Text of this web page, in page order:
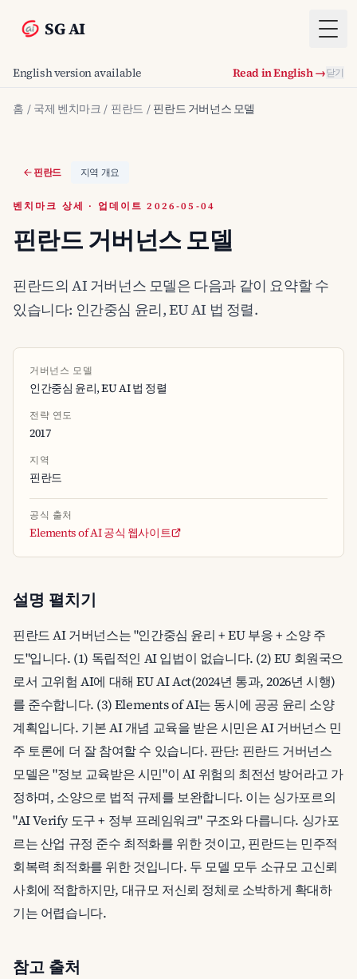
SG AI
English version available Read in English →닫기
홈 / 국제 벤치마크 / 핀란드 / 핀란드 거버넌스 모델
핀란드 지역 개요
벤치마크 상세 · 업데이트 2026-05-04
핀란드 거버넌스 모델
핀란드의 AI 거버넌스 모델은 다음과 같이 요약할 수
있습니다: 인간중심 윤리, EU AI 법 정렬.
거버넌스 모델
인간중심 윤리, EU AI 법 정렬
전략 연도
2017
지역
핀란드
공식 출처
Elements of AI 공식 웹사이트
설명 펼치기
핀란드 AI 거버넌스는 "인간중심 윤리 + EU 부응 + 소양 주
도"입니다. (1) 독립적인 AI 입법이 없습니다. (2) EU 회원국으
로서 고위험 AI에 대해 EU AI Act(2024년 통과, 2026년 시행)
를 준수합니다. (3) Elements of AI는 동시에 공공 윤리 소양
계획입니다. 기본 AI 개념 교육을 받은 시민은 AI 거버넌스 민
주 토론에 더 잘 참여할 수 있습니다. 판단: 핀란드 거버넌스
모델은 "정보 교육받은 시민"이 AI 위험의 최전선 방어라고 가
정하며, 소양으로 법적 규제를 보완합니다. 이는 싱가포르의
"AI Verify 도구 + 정부 프레임워크" 구조와 다릅니다. 싱가포
르는 산업 규정 준수 최적화를 위한 것이고, 핀란드는 민주적
회복력 최적화를 위한 것입니다. 두 모델 모두 소규모 고신뢰
사회에 적합하지만, 대규모 저신뢰 정체로 소박하게 확대하
기는 어렵습니다.
참고 출처